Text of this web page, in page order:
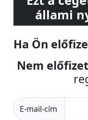
állami
Ha Ön
Nem
E-mail-cím